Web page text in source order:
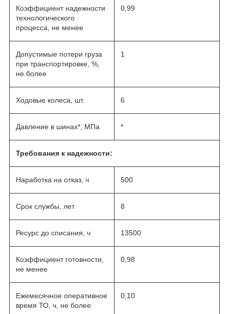
Коэффициент надежности
технологического
процесса, не менее
0,99
Допустимые потери груза
при транспортировке, %,
не более
1
Ходовые колеса, шт. 6
Давление в шинах*, МПа *
Требования к надежности:
Наработка на отказ, ч 500
Срок службы, лет 8
Ресурс до списания, ч 13500
Коэффициент готовности,
не менее
0,98
Ежемесячное оперативное
время ТО, ч, не более
0,10